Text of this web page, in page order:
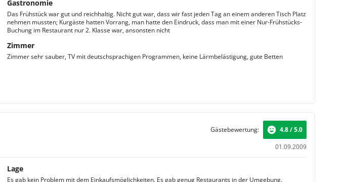
Gastronomie
Das Frühstück war gut und reichhaltig. Nicht gut war, dass wir fast jeden Tag an einem anderen Tisch Platz
nehmen mussten; Kurgäste hatten Vorrang, man hatte den Eindruck, dass man mit einer Nur-Frühstücks-
Buchung im Restaurant nur 2. Klasse war, ansonsten nicht
Zimmer
Zimmer sehr sauber, TV mit deutschsprachigen Programmen, keine Lärmbelästigung, gute Betten
01.09.2009
Gästebewertung: 4.8 / 5.0
Lage
Es gab kein Problem mit dem Einkaufsmöglichkeiten. Es gab genug Restaurants in der Umgebung.